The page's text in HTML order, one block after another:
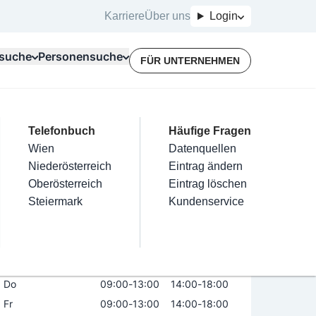
KarriereÜber uns Login
Kategorien
Friseur
Nägel
Haarentfernung
Make-Up
Für Unternehmer
Terminbuchung
Kostenlose Beratung
Top Branchen
Elektriker
Installateure
Maler & Lackierer
Branchen A-Z
Mein Firmeneintrag
Eintrag hinzufügen
Eintrag beanspruchen
Eintrag verwalten
Eintrag bewerben
Personensuche
Telefonbuch
Wien
Niederösterreich
Oberösterreich
Steiermark
Häufige Fragen
Datenquellen
Eintrag ändern
Eintrag löschen
Kundenservice
FÜR UNTERNEHMEN
Öffnungszeiten
Do
09:00-13:00 14:00-18:00
Fr
09:00-13:00 14:00-18:00